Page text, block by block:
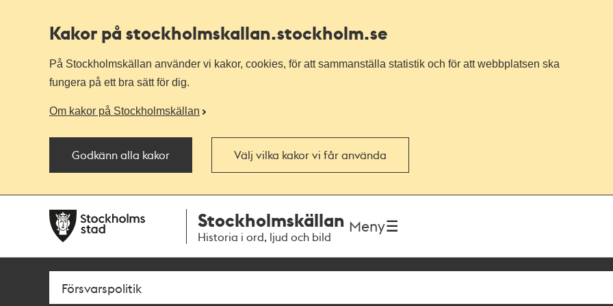
Kakor på stockholmskallan.stockholm.se
På Stockholmskällan använder vi kakor, cookies, för att sammanställa statistik och för att webbplatsen ska
fungera på ett bra sätt för dig.
Om kakor på Stockholmskällan
Godkänn alla kakor Välj vilka kakor vi får använda
navigationen
huvudinnehållet
Stockholmskällan
Historia i ord, ljud och bild
Meny
Sök